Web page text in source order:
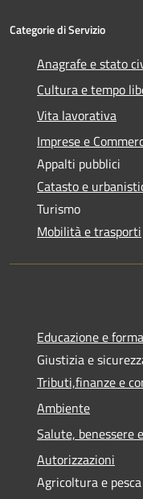
Categorie di Servizio
Anagrafe e stato
Cultura e tempo
Vita lavorativa
Imprese e
Appalti pubblici
Catasto e
Turismo
Mobilità e trasporti
Educazione e
Giustizia e
Tributi,finanze e
Ambiente
Salute, benessere
Autorizzazioni
Agricoltura e pesca